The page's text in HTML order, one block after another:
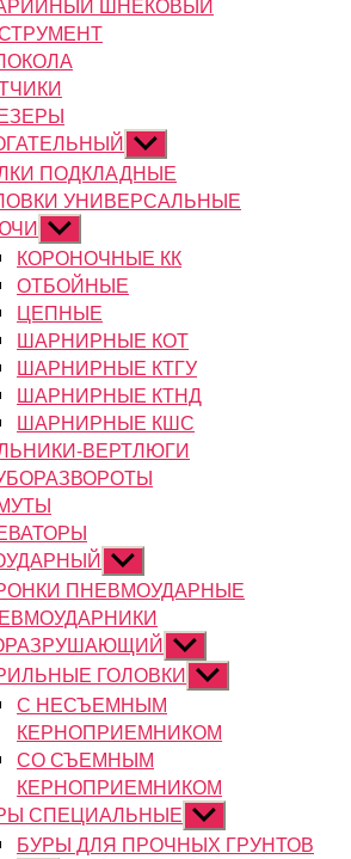
Показывать
подменю
ПОДКЛАДНЫЕ
УНИВЕРСАЛЬНЫЕ
Показывать
подменю
КОРОНОЧНЫЕ КК
ОТБОЙНЫЕ
ЦЕПНЫЕ
ШАРНИРНЫЕ КОТ
ШАРНИРНЫЕ КТГУ
ШАРНИРНЫЕ КТНД
ШАРНИРНЫЕ КШС
ВЕРТЛЮГИ
Показывать
подменю
ПНЕВМОУДАРНЫЕ
Показывать
подменю
ГОЛОВКИ Показывать
подменю
С НЕСЪЕМНЫМ
КЕРНОПРИЕМНИКОМ
СО СЪЕМНЫМ
КЕРНОПРИЕМНИКОМ
СПЕЦИАЛЬНЫЕ Показывать
подменю
БУРЫ ДЛЯ ПРОЧНЫХ ГРУНТОВ